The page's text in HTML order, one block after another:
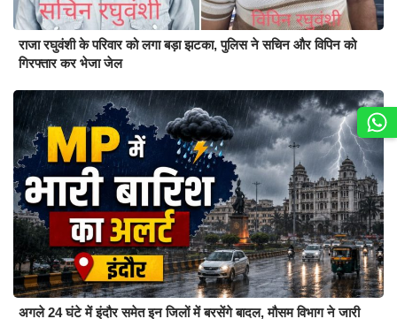
राजा रघुवंशी के परिवार को लगा बड़ा झटका, पुलिस ने सचिन और विपिन को
गिरफ्तार कर भेजा जेल
अगले 24 घंटे में इंदौर समेत इन जिलों में बरसेंगे बादल, मौसम विभाग ने जारी